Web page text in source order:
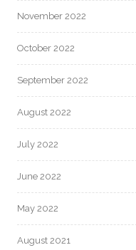
November 2022
October 2022
September 2022
August 2022
July 2022
June 2022
May 2022
August 2021